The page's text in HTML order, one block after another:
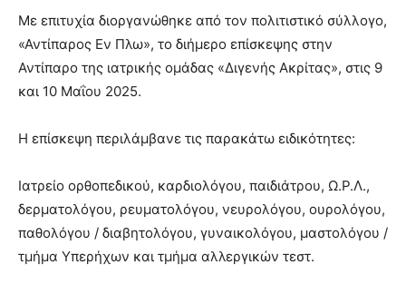
Με επιτυχία διοργανώθηκε από τον πολιτιστικό σύλλογο,
«Αντίπαρος Εν Πλω», το διήμερο επίσκεψης στην
Αντίπαρο της ιατρικής ομάδας «Διγενής Ακρίτας», στις 9
και 10 Μαΐου 2025.
Η επίσκεψη περιλάμβανε τις παρακάτω ειδικότητες:
Ιατρείο ορθοπεδικού, καρδιολόγου, παιδιάτρου, Ω.Ρ.Λ.,
δερματολόγου, ρευματολόγου, νευρολόγου, ουρολόγου,
παθολόγου / διαβητολόγου, γυναικολόγου, μαστολόγου /
τμήμα Υπερήχων και τμήμα αλλεργικών τεστ.